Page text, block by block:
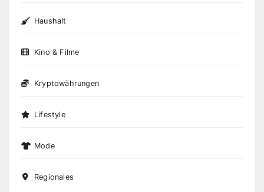
Haushalt
Kino & Filme
Kryptowährungen
Lifestyle
Mode
Regionales